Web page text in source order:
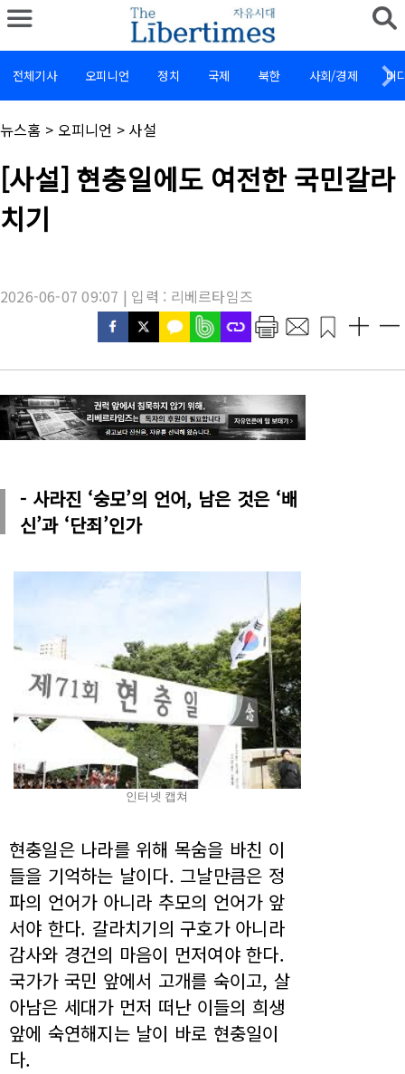
전체기사 오피니언 정치 국제 북한 사회/경제 미
채
널
뉴스홈 > 오피니언 > 사설
기
사
제
목
:
[사설] 현충일에도 여전한 국민갈라
치기
2026-06-07 09:07 | 입력 : 리베르타임즈
- 사라진 ‘숭모’의 언어, 남은 것은 ‘배
신’과 ‘단죄’인가
인터넷 캡쳐
현충일은 나라를 위해 목숨을 바친 이
들을 기억하는 날이다. 그날만큼은 정
파의 언어가 아니라 추모의 언어가 앞
서야 한다. 갈라치기의 구호가 아니라
감사와 경건의 마음이 먼저여야 한다.
국가가 국민 앞에서 고개를 숙이고, 살
아남은 세대가 먼저 떠난 이들의 희생
앞에 숙연해지는 날이 바로 현충일이
다.